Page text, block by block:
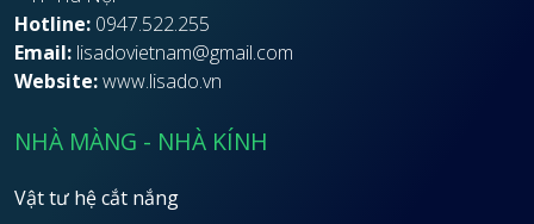
Hotline: 0947.522.255
Email: lisadovietnam@gmail.com
Website:www.lisado.vn
NHÀ MÀNG - NHÀ KÍNH
Vật tư hệ cắt nắng